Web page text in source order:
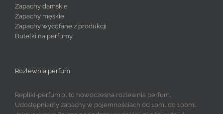
Zapachy damskie
Zapachy męskie
Zapachy wycofane z produkcji
Butelki na perfumy
Rozlewnia perfum
Repliki-perfum.pl to nowoczesna rozlewnia perfum.
Udostępniamy zapachy w pojemnościach od 10ml do 100ml.